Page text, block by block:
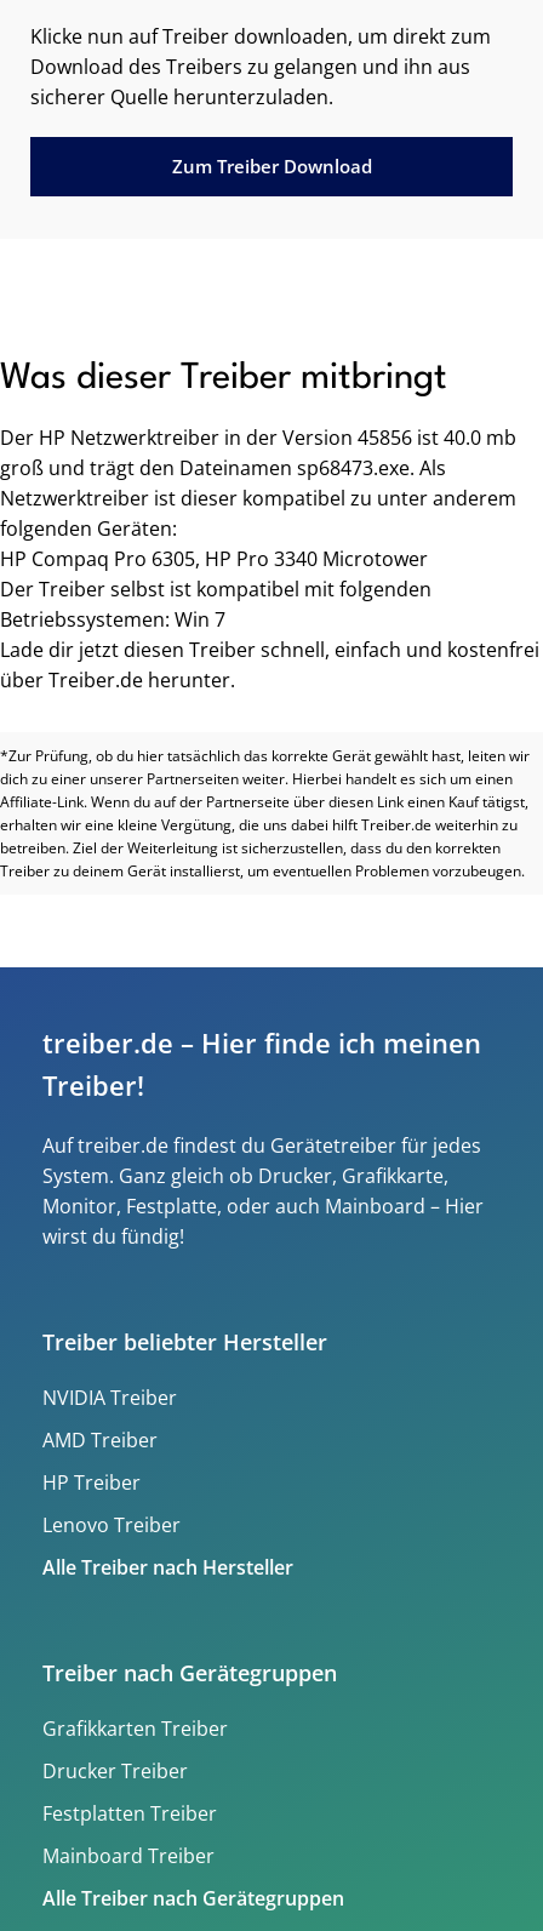
Klicke nun auf Treiber downloaden, um direkt zum
Download des Treibers zu gelangen und ihn aus
sicherer Quelle herunterzuladen.
Zum Treiber Download
Was dieser Treiber mitbringt
Der HP Netzwerktreiber in der Version 45856 ist 40.0 mb
groß und trägt den Dateinamen sp68473.exe. Als
Netzwerktreiber ist dieser kompatibel zu unter anderem
folgenden Geräten:
HP Compaq Pro 6305, HP Pro 3340 Microtower
Der Treiber selbst ist kompatibel mit folgenden
Betriebssystemen: Win 7
Lade dir jetzt diesen Treiber schnell, einfach und kostenfrei
über Treiber.de herunter.
*Zur Prüfung, ob du hier tatsächlich das korrekte Gerät gewählt hast, leiten wir
dich zu einer unserer Partnerseiten weiter. Hierbei handelt es sich um einen
Affiliate-Link. Wenn du auf der Partnerseite über diesen Link einen Kauf tätigst,
erhalten wir eine kleine Vergütung, die uns dabei hilft Treiber.de weiterhin zu
betreiben. Ziel der Weiterleitung ist sicherzustellen, dass du den korrekten
Treiber zu deinem Gerät installierst, um eventuellen Problemen vorzubeugen.
treiber.de – Hier finde ich meinen
Treiber!
Auf treiber.de findest du Gerätetreiber für jedes
System. Ganz gleich ob Drucker, Grafikkarte,
Monitor, Festplatte, oder auch Mainboard – Hier
wirst du fündig!
Treiber beliebter Hersteller
NVIDIA Treiber
AMD Treiber
HP Treiber
Lenovo Treiber
Alle Treiber nach Hersteller
Treiber nach Gerätegruppen
Grafikkarten Treiber
Drucker Treiber
Festplatten Treiber
Mainboard Treiber
Alle Treiber nach Gerätegruppen